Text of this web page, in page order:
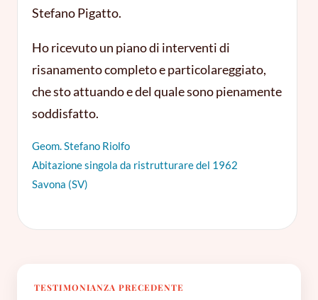
Stefano Pigatto.
Ho ricevuto un piano di interventi di
risanamento completo e particolareggiato,
che sto attuando e del quale sono pienamente
soddisfatto.
Geom. Stefano Riolfo
Abitazione singola da ristrutturare del 1962
Savona (SV)
TESTIMONIANZA PRECEDENTE